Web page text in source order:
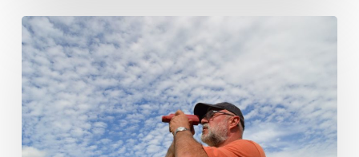
Vendanges
au
Domaine
de
l’Oriel